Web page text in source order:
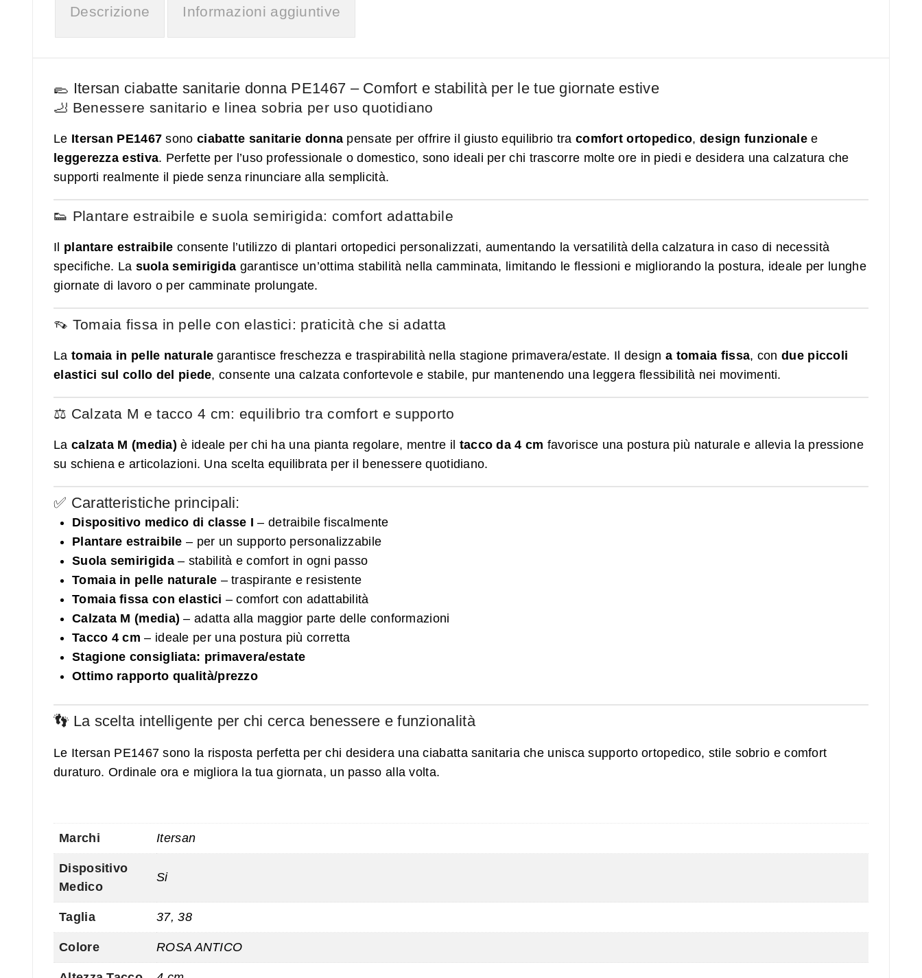
Descrizione Informazioni aggiuntive
🥿 Itersan ciabatte sanitarie donna PE1467 – Comfort e stabilità per le tue giornate estive
🦶 Benessere sanitario e linea sobria per uso quotidiano
Le Itersan PE1467 sono ciabatte sanitarie donna pensate per offrire il giusto equilibrio tra comfort ortopedico, design funzionale e
leggerezza estiva. Perfette per l’uso professionale o domestico, sono ideali per chi trascorre molte ore in piedi e desidera una calzatura che
supporti realmente il piede senza rinunciare alla semplicità.
👟 Plantare estraibile e suola semirigida: comfort adattabile
Il plantare estraibile consente l’utilizzo di plantari ortopedici personalizzati, aumentando la versatilità della calzatura in caso di necessità
specifiche. La suola semirigida garantisce un’ottima stabilità nella camminata, limitando le flessioni e migliorando la postura, ideale per lunghe
giornate di lavoro o per camminate prolungate.
👡 Tomaia fissa in pelle con elastici: praticità che si adatta
La tomaia in pelle naturale garantisce freschezza e traspirabilità nella stagione primavera/estate. Il designa tomaia fissa, condue piccoli
elastici sul collo del piede, consente una calzata confortevole e stabile, pur mantenendo una leggera flessibilità nei movimenti.
⚖️ Calzata M e tacco 4 cm: equilibrio tra comfort e supporto
La calzata M (media) è ideale per chi ha una pianta regolare, mentre il tacco da 4 cm favorisce una postura più naturale e allevia la pressione
su schiena e articolazioni. Una scelta equilibrata per il benessere quotidiano.
✅ Caratteristiche principali:
Dispositivo medico di classe I – detraibile fiscalmente
Plantare estraibile – per un supporto personalizzabile
Suola semirigida– stabilità e comfort in ogni passo
Tomaia in pelle naturale – traspirante e resistente
Tomaia fissa con elastici – comfort con adattabilità
Calzata M (media) – adatta alla maggior parte delle conformazioni
Tacco 4 cm – ideale per una postura più corretta
Stagione consigliata: primavera/estate
Ottimo rapporto qualità/prezzo
👣 La scelta intelligente per chi cerca benessere e funzionalità
Le Itersan PE1467 sono la risposta perfetta per chi desidera una ciabatta sanitaria che unisca supporto ortopedico, stile sobrio e comfort
duraturo. Ordinale ora e migliora la tua giornata, un passo alla volta.
Marchi Itersan
Dispositivo
Medico
Si
Taglia 37, 38
Colore ROSA ANTICO